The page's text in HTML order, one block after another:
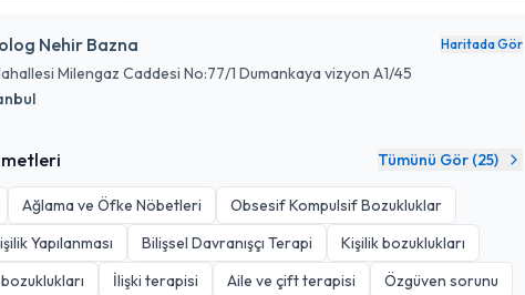
Nehir Bazna Haritada Gör
Milengaz Caddesi No:77/1 Dumankaya vizyon A1/45
Tümünü Gör (25)
Ağlama ve Öfke Nöbetleri
Obsesif Kompulsif Bozukluklar
Yapılanması
Bilişsel Davranışçı Terapi
Kişilik bozuklukları
İlişki terapisi Aile ve çift terapisi Özgüven sorunu